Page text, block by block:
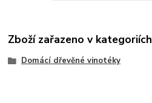
Zboží zařazeno v kategoriích
Domácí dřevěné vinotéky